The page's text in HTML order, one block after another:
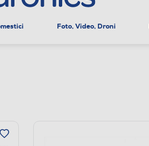
Foto, Video, Droni